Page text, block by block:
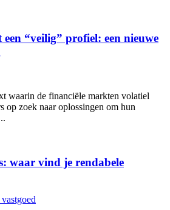
“veilig” profiel: een nieuwe
waarin de financiële markten volatiel
op zoek naar oplossingen om hun
waar vind je rendabele